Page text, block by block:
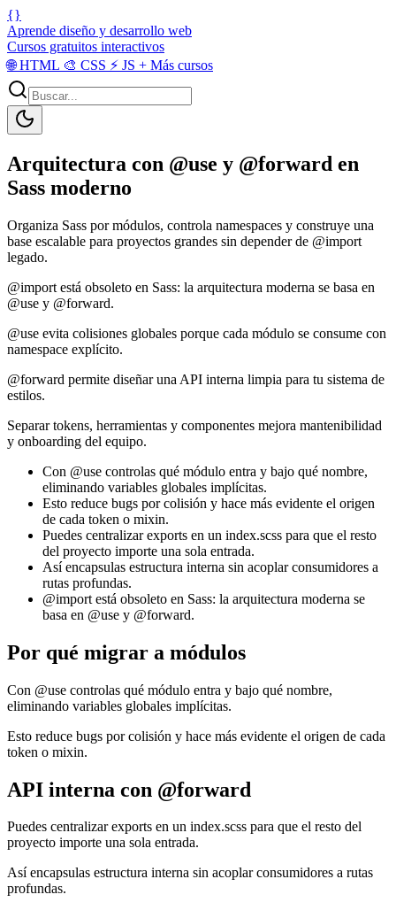
{}
Aprende diseño y desarrollo web
Cursos gratuitos interactivos
🌐HTML 🎨 CSS ⚡ JS + Más cursos
Arquitectura con @use y @forward en
Sass moderno
Organiza Sass por módulos, controla namespaces y construye una
base escalable para proyectos grandes sin depender de @import
legado.
@import está obsoleto en Sass: la arquitectura moderna se basa en
@use y @forward.
@use evita colisiones globales porque cada módulo se consume con
namespace explícito.
@forward permite diseñar una API interna limpia para tu sistema de
estilos.
Separar tokens, herramientas y componentes mejora mantenibilidad
y onboarding del equipo.
Con @use controlas qué módulo entra y bajo qué nombre,
eliminando variables globales implícitas.
Esto reduce bugs por colisión y hace más evidente el origen
de cada token o mixin.
Puedes centralizar exports en un index.scss para que el resto
del proyecto importe una sola entrada.
Así encapsulas estructura interna sin acoplar consumidores a
rutas profundas.
@import está obsoleto en Sass: la arquitectura moderna se
basa en @use y @forward.
Por qué migrar a módulos
Con @use controlas qué módulo entra y bajo qué nombre,
eliminando variables globales implícitas.
Esto reduce bugs por colisión y hace más evidente el origen de cada
token o mixin.
API interna con @forward
Puedes centralizar exports en un index.scss para que el resto del
proyecto importe una sola entrada.
Así encapsulas estructura interna sin acoplar consumidores a rutas
profundas.